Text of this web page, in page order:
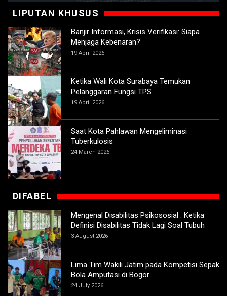
LIPUTAN KHUSUS
Banjir Informasi, Krisis Verifikasi: Siapa
Menjaga Kebenaran?
19 April 2026
Ketika Wali Kota Surabaya Temukan
Pelanggaran Fungsi TPS
19 April 2026
Saat Kota Pahlawan Mengeliminasi
Tuberkulosis
24 March 2026
DIFABEL
Mengenal Disabilitas Psikososial : Ketika
Definisi Disabilitas Tidak Lagi Soal Tubuh
3 August 2026
Lima Tim Wakili Jatim pada Kompetisi Sepak
Bola Amputasi di Bogor
24 July 2026